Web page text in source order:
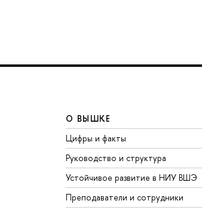
О ВЫШКЕ
Цифры и факты
Руководство и структура
Устойчивое развитие в НИУ ВШЭ
Преподаватели и сотрудники